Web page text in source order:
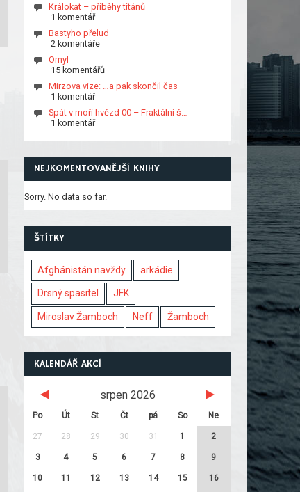
Králokat – příběhy titánů
1 komentář
Bastyho přelud
2 komentáře
Omyl
15 komentářů
Mirzova vize: …a pak skončil čas
1 komentář
Spát v moři hvězd 00 – Fraktální š…
1 komentář
NEJKOMENTOVANĚJŠÍ KNIHY
Sorry. No data so far.
ŠTÍTKY
Afghánistán navždy arkádie
Drsný spasitel JFK
Miroslav Žamboch Neff Žamboch
KALENDÁŘ AKCÍ
srpen 2026
Po Út St Čt pá So Ne
27 28 29 30 31 1 2
3 4 5 6 7 8 9
10 11 12 13 14 15 16